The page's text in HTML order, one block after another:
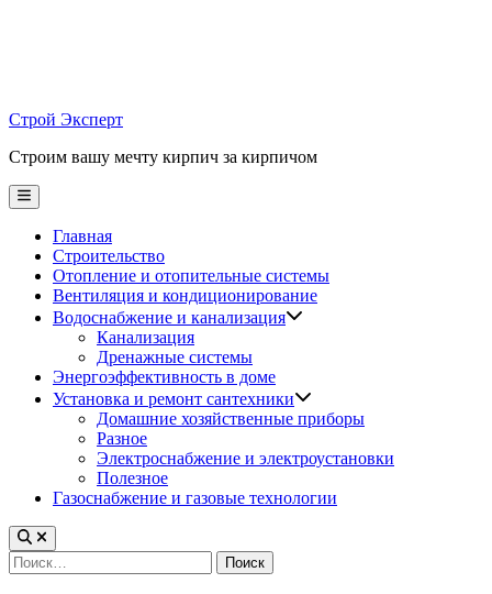
Строй Эксперт
Строим вашу мечту кирпич за кирпичом
Main
Menu
Главная
Строительство
Отопление и отопительные системы
Вентиляция и кондиционирование
Водоснабжение и канализация
Канализация
Дренажные системы
Энергоэффективность в доме
Установка и ремонт сантехники
Домашние хозяйственные приборы
Разное
Электроснабжение и электроустановки
Полезное
Газоснабжение и газовые технологии
Найти: